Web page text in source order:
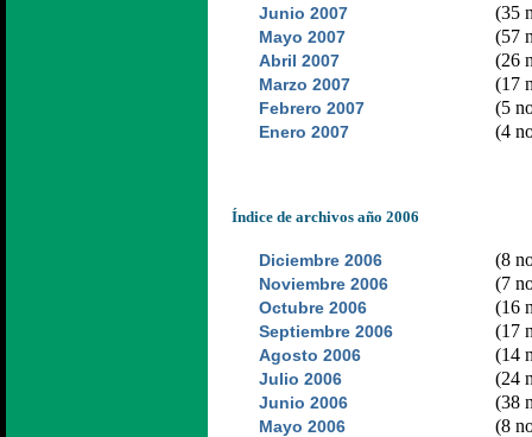
Junio 2007 (35
Mayo 2007 (57
Abril 2007 (26
Marzo 2007 (17
Febrero 2007 (5
Enero 2007 (4
Índice de archivos año 2006
Diciembre 2006 (8
Noviembre 2006 (7
Octubre 2006 (16
Septiembre 2006 (17
Agosto 2006 (14
Julio 2006 (24
Junio 2006 (38
Mayo 2006 (8